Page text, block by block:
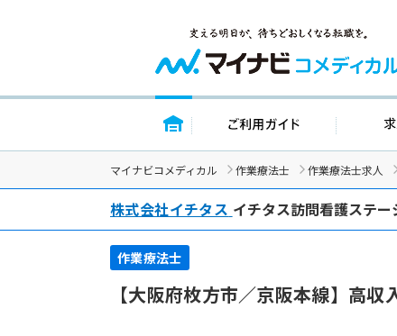
トップページ ご利用ガイド
マイナビコメディカル 作業療法士 作業療法士求人
株式会社イチタス イチタス訪問看護ステー
作業療法士
【大阪府枚方市／京阪本線】高